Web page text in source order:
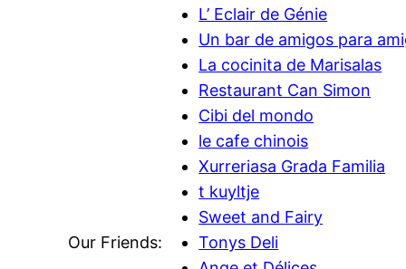
Our Friends:
L’ Eclair de Génie
Un bar de amigos para
La cocinita de Marisalas
Restaurant Can Simon
Cibi del mondo
le cafe chinois
Xurreriasa Grada Familia
t kuyltje
Sweet and Fairy
Tonys Deli